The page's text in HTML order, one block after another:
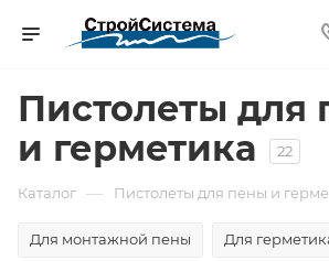
Пистолеты для
и герметика
22
Каталог — Пистолеты для пены и
Для монтажной пены Для